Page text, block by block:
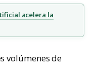
acelera la
volúmenes de